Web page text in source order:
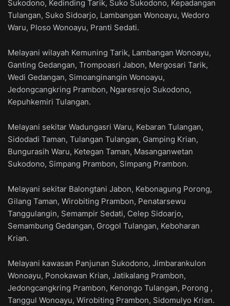
Sukodono, Kedinding Tarik, Suko Sukodono, Kepadangan
Tulangan, Suko Sidoarjo, Lambangan Wonoayu, Wedoro
Waru, Ploso Wonoayu, Pranti Sedati.
Melayani wilayah Kemuning Tarik, Lambangan Wonoayu,
Ganting Gedangan, Trompoasri Jabon, Mergosari Tarik,
Wedi Gedangan, Simoanginangin Wonoayu,
Jedongcangkring Prambon, Ngaresrejo Sukodono,
Kepuhkemiri Tulangan.
Melayani sekitar Wadungasri Waru, Kebaran Tulangan,
Sidodadi Taman, Tulangan Tulangan, Gamping Krian,
Bungurasih Waru, Ketegan Taman, Masanganwetan
Sukodono, Simpang Prambon, Simpang Prambon.
Melayani sekitar Balongtani Jabon, Kebonagung Porong,
Gilang Taman, Wirobiting Prambon, Penatarsewu
Tanggulangin, Semampir Sedati, Celep Sidoarjo,
Semambung Gedangan, Grogol Tulangan, Keboharan
Krian.
Melayani kawasan Panjunan Sukodono, Jimbarankulon
Wonoayu, Ponokawan Krian, Jatikalang Prambon,
Jedongcangkring Prambon, Kenongo Tulangan, Porong ,
Tanggul Wonoayu, Wirobiting Prambon, Sidomulyo Krian.